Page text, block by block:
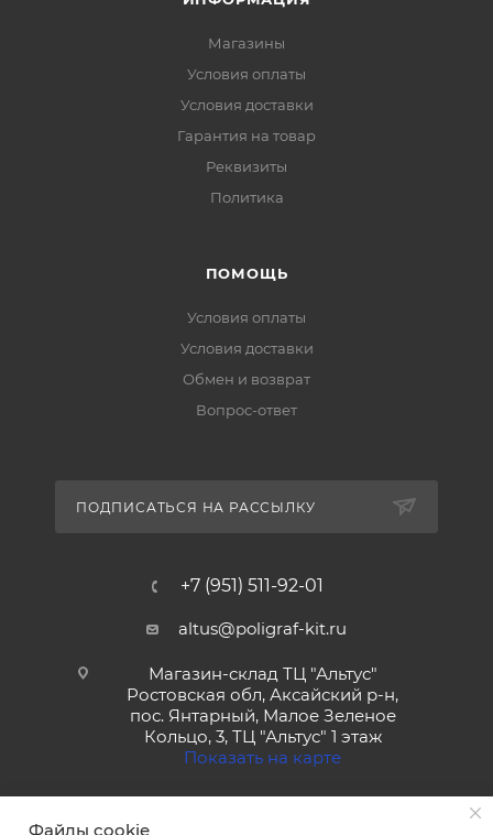
Магазины
Условия оплаты
Условия доставки
Гарантия на товар
Реквизиты
Политика
ПОМОЩЬ
Условия оплаты
Условия доставки
Обмен и возврат
Вопрос-ответ
ПОДПИСАТЬСЯ НА РАССЫЛКУ
+7 (951) 511-92-01
altus@poligraf-kit.ru
Магазин-склад ТЦ "Альтус"
Ростовская обл, Аксайский р-н,
пос. Янтарный, Малое Зеленое
Кольцо, 3, ТЦ "Альтус" 1 этаж
Показать на карте
Файлы cookie